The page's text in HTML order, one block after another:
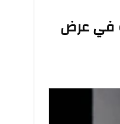
في عرض